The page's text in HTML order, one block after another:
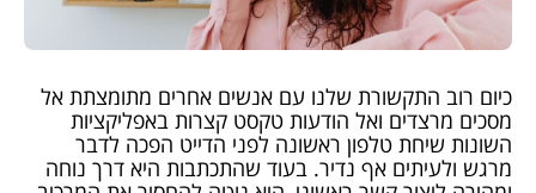
כיום רוב התקשורת שלנו עם אנשים אחרים מתומצתת אל
מסכים מרצדים ואל הודעות טקסט קצרות באפליקציות
השונות שיחת טלפון ראשונה לפני הדייט הפכה לדבר
מרגש ולעיתים אף נדיר. בעוד שהתכתבות היא דרך נוחה